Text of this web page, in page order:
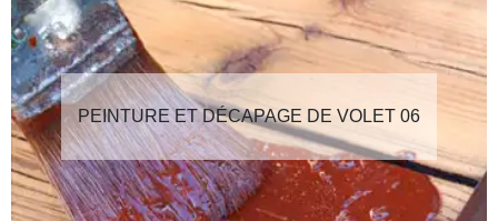
PEINTURE ET DÉCAPAGE DE VOLET 06